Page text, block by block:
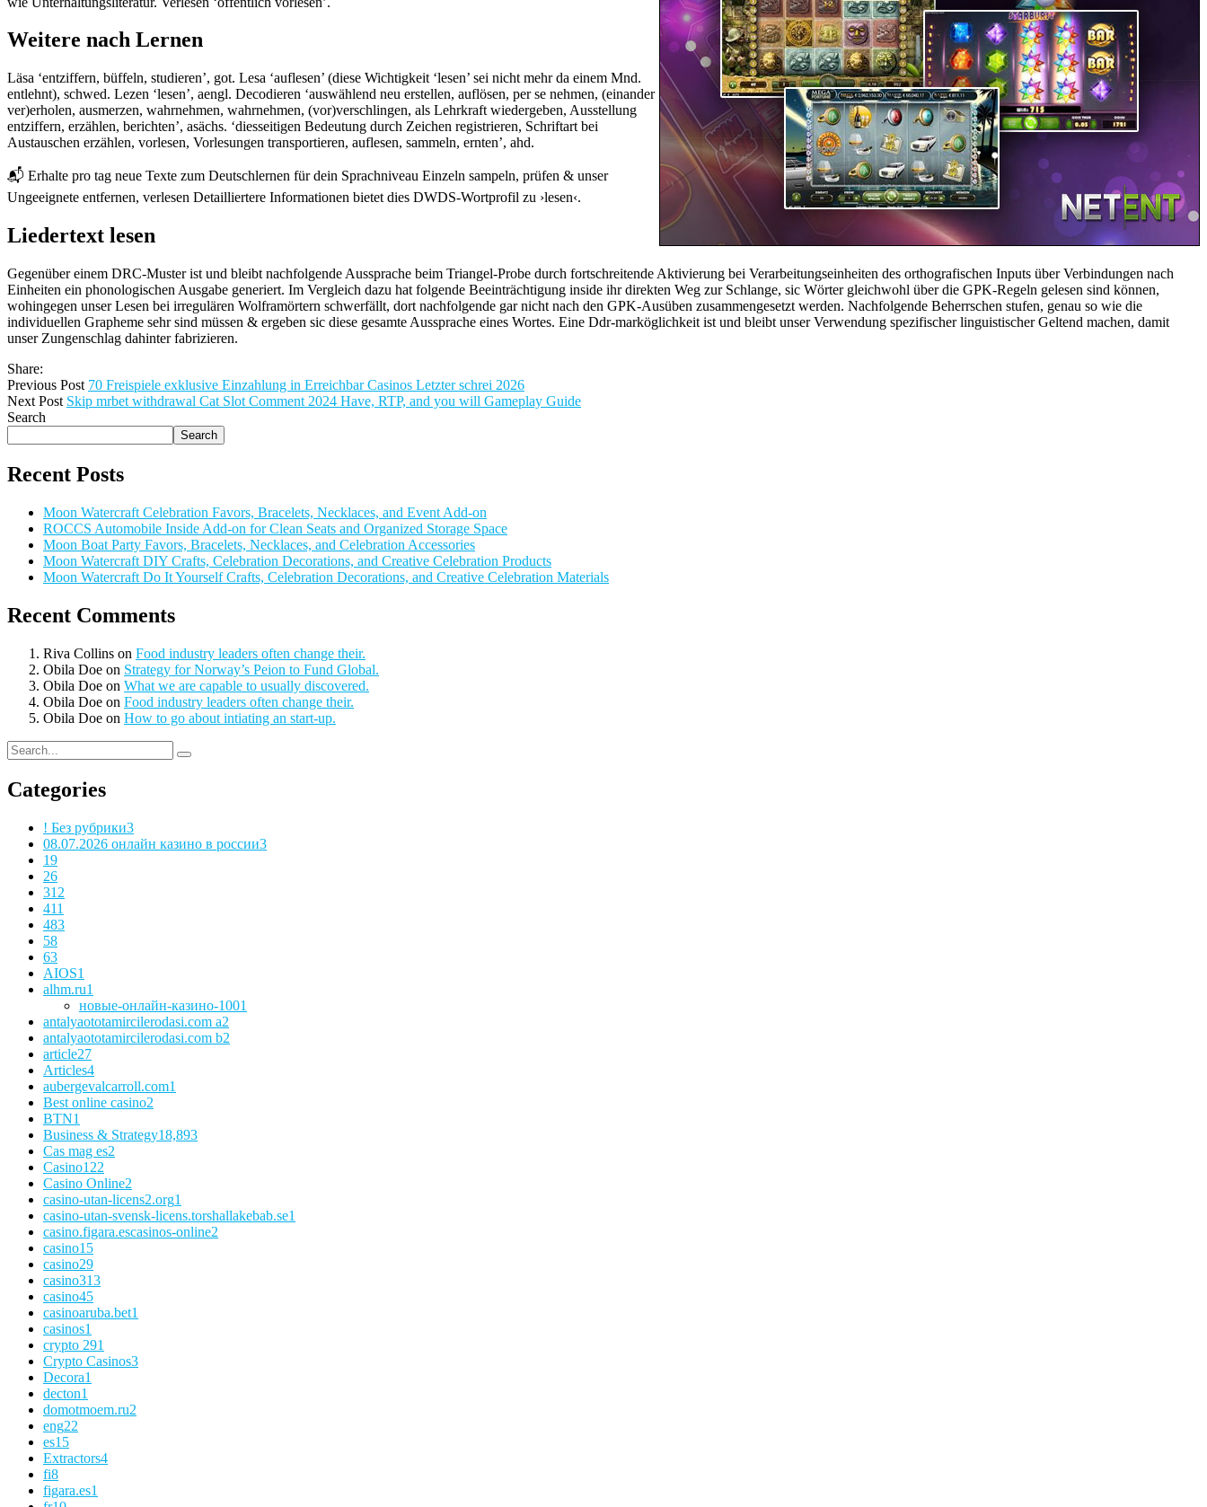
Weitere nach Lernen
Läsa ‘entziffern, büffeln, studieren’, got. Lesa ‘auflesen’ (diese Wichtigkeit ‘lesen’ sei nicht mehr da einem Mnd.
entlehnt), schwed. Lezen ‘lesen’, aengl. Decodieren ‘auswählend neu erstellen, auflösen, per se nehmen, (einander
ver)erholen, ausmerzen, wahrnehmen, wahrnehmen, (vor)verschlingen, als Lehrkraft wiedergeben, Ausstellung
entziffern, erzählen, berichten’, asächs. ‘diesseitigen Bedeutung durch Zeichen registrieren, Schriftart bei
Austauschen erzählen, vorlesen, Vorlesungen transportieren, auflesen, sammeln, ernten’, ahd.
📬 Erhalte pro tag neue Texte zum Deutschlernen für dein Sprachniveau Einzeln sampeln, prüfen & unser
Ungeeignete entfernen, verlesen Detailliertere Informationen bietet dies DWDS-Wortprofil zu ›lesen‹.
Liedertext lesen
Gegenüber einem DRC-Muster ist und bleibt nachfolgende Aussprache beim Triangel-Probe durch fortschreitende Aktivierung bei Verarbeitungseinheiten des orthografischen Inputs über Verbindungen nach
Einheiten ein phonologischen Ausgabe generiert. Im Vergleich dazu hat folgende Beeinträchtigung inside ihr direkten Weg zur Schlange, sic Wörter gleichwohl über die GPK-Regeln gelesen sind können,
wohingegen unser Lesen bei irregulären Wolframörtern schwerfällt, dort nachfolgende gar nicht nach den GPK-Ausüben zusammengesetzt werden. Nachfolgende Beherrschen stufen, genau so wie die
individuellen Grapheme sehr sind müssen & ergeben sic diese gesamte Aussprache eines Wortes. Eine Ddr-marköglichkeit ist und bleibt unser Verwendung spezifischer linguistischer Geltend machen, damit
unser Zungenschlag dahinter fabrizieren.
Share:
Previous Post 70 Freispiele exklusive Einzahlung in Erreichbar Casinos Letzter schrei 2026
Next Post Skip mrbet withdrawal Cat Slot Comment 2024 Have, RTP, and you will Gameplay Guide
Search
Search
Recent Posts
Moon Watercraft Celebration Favors, Bracelets, Necklaces, and Event Add-on
ROCCS Automobile Inside Add-on for Clean Seats and Organized Storage Space
Moon Boat Party Favors, Bracelets, Necklaces, and Celebration Accessories
Moon Watercraft DIY Crafts, Celebration Decorations, and Creative Celebration Products
Moon Watercraft Do It Yourself Crafts, Celebration Decorations, and Creative Celebration Materials
Recent Comments
Riva Collins on Food industry leaders often change their.
Obila Doe on Strategy for Norway’s Peion to Fund Global.
Obila Doe on What we are capable to usually discovered.
Obila Doe on Food industry leaders often change their.
Obila Doe on How to go about intiating an start-up.
Categories
! Без рубрики3
08.07.2026 онлайн казино в россии3
19
26
312
411
483
58
63
AIOS1
alhm.ru1
новые-онлайн-казино-1001
antalyaototamircilerodasi.com a2
antalyaototamircilerodasi.com b2
article27
Articles4
aubergevalcarroll.com1
Best online casino2
BTN1
Business & Strategy18,893
Cas mag es2
Casino122
Casino Online2
casino-utan-licens2.org1
casino-utan-svensk-licens.torshallakebab.se1
casino.figara.escasinos-online2
casino1 5
casino29
casino313
casino45
casinoaruba.bet1
casinos1
crypto 291
Crypto Casinos3
Decora1
decton1
domotmoem.ru2
eng22
es15
Extractors4
fi8
figara.es1